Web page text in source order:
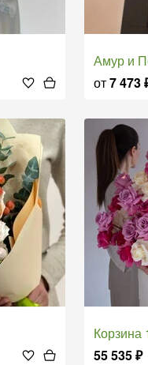
Амур и
от7 473
55 535₽